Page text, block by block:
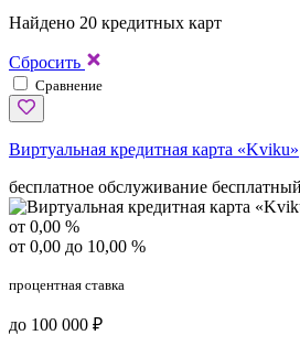
Найдено 20 кредитных карт
Сбросить
Сравнение
Виртуальная кредитная карта «Kviku»
бесплатное обслуживание
от 0,00 %
от 0,00 до 10,00 %
процентная ставка
до 100 000 ₽